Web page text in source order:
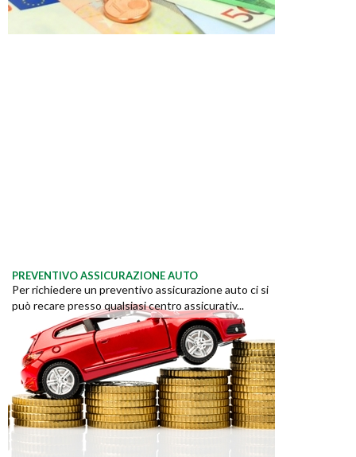
PREVENTIVO ASSICURAZIONE AUTO
Per richiedere un preventivo assicurazione auto ci si
può recare presso qualsiasi centro assicurativ...